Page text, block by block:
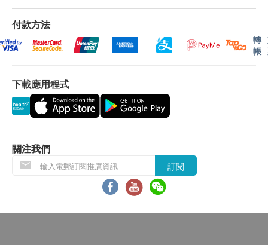
多項專利及認證
． 納豆激酶日本專利號：特許第3532503號
． 日本專利CELABIO-F米糠發酵精華
． 100%日本製造
服用方法
．加強食法：每日2次，餐後2粒。
* 建議3個月為一個療程
訊號懸掛或黑色暴雨警告生效時，送貨服務時間將
會延遲。
所有訂單須視乎相關貨品的供應情況再作最後確
認。倘若健康網購health.ESDlife未能提供任何訂
受該訂單，並且會於送貨前透過電話或電郵通知顧
客再作安排。
當顧客收取已訂購之貨品時，有責任檢查貨品是否
有損毀情況，一經確認簽收，恕不接受退換。
退換產品必須包裝完整，如退換之產品有任何殘缺
或過期退回，供應商有權不受理。
付款方法
轉
帳
下載應用程式
關注我們
訂閱